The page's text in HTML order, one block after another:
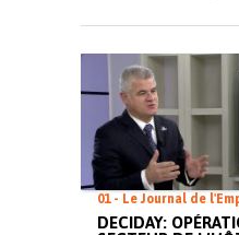
01 - Le Journal de
DECIDAY: